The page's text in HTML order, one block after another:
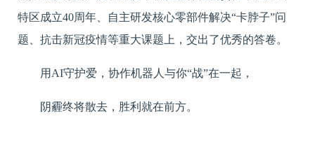
特区成立40周年、自主研发核心零部件解决“卡脖子”问
题、抗击新冠疫情等重大课题上，交出了优秀的答卷。
用AI守护爱，协作机器人与你“战”在一起，
阴霾终将散去，胜利就在前方。